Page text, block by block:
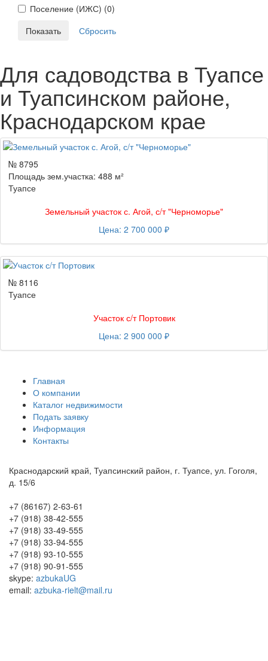
Поселение (ИЖС) (0)
Для садоводства в Туапсе
и Туапсинском районе,
Краснодарском крае
№ 8795
Площадь зем.участка: 488 м²
Туапсе
Земельный участок с. Агой, с/т "Черноморье"
Цена: 2 700 000 ₽
№ 8116
Туапсе
Участок с/т Портовик
Цена: 2 900 000 ₽
Главная
О компании
Каталог недвижимости
Подать заявку
Информация
Контакты
Краснодарский край, Туапсинский район, г. Туапсе, ул. Гоголя,
д. 15/6
+7 (86167) 2-63-61
+7 (918) 38-42-555
+7 (918) 33-49-555
+7 (918) 33-94-555
+7 (918) 93-10-555
+7 (918) 90-91-555
skype: azbukaUG
email: azbuka-rielt@mail.ru